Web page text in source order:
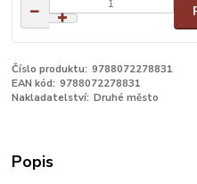
Číslo produktu: 9788072278831
EAN kód: 9788072278831
Nakladatelství: Druhé město
Popis